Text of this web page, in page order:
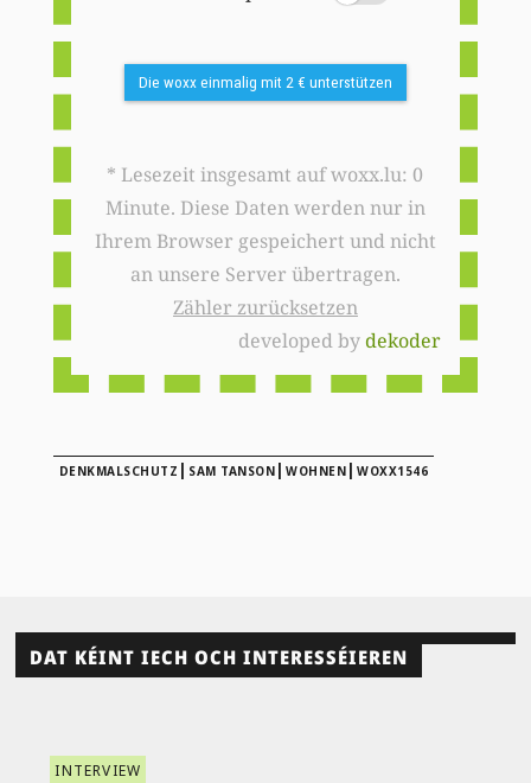
Die woxx einmalig mit 2 € unterstützen
* Lesezeit insgesamt auf woxx.lu: 0
Minute. Diese Daten werden nur in
Ihrem Browser gespeichert und nicht
an unsere Server übertragen.
Zähler zurücksetzen
developed bydekoder
DENKMALSCHUTZ | SAM TANSON |WOHNEN |WOXX1546
DAT KÉINT IECH OCH INTERESSÉIEREN
INTERVIEW